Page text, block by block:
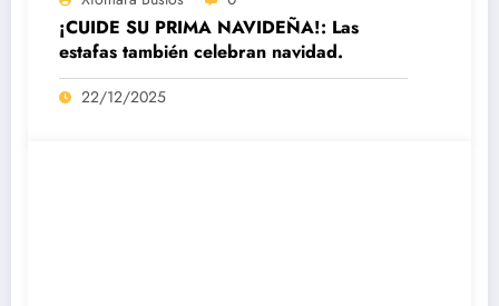
¡CUIDE SU PRIMA NAVIDEÑA!: Las
estafas también celebran navidad.
22/12/2025